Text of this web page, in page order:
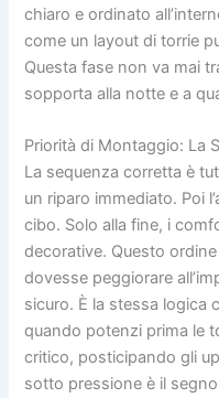
chiaro e ordinato
come un layout di torrie
Questa fase non va mai
sopporta alla notte e a
Priorità di Montaggio: La
La sequenza corretta è
un riparo immediato. Poi
cibo. Solo alla fine, i
decorative. Questo
dovesse peggiorare
sicuro. È la stessa logica
quando potenzi prima le
critico, posticipando gli
sotto pressione è il